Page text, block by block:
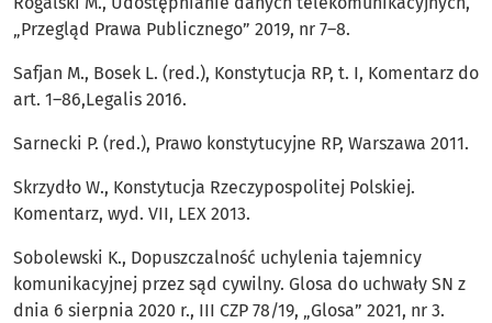
„Przegląd Prawa Publicznego” 2019, nr 7–8.
Safjan M., Bosek L. (red.), Konstytucja RP, t. I, Komentarz do
art. 1–86,Legalis 2016.
Sarnecki P. (red.), Prawo konstytucyjne RP, Warszawa 2011.
Skrzydło W., Konstytucja Rzeczypospolitej Polskiej.
Komentarz, wyd. VII, LEX 2013.
Sobolewski K., Dopuszczalność uchylenia tajemnicy
komunikacyjnej przez sąd cywilny. Glosa do uchwały SN z
dnia 6 sierpnia 2020 r., III CZP 78/19, „Glosa” 2021, nr 3.